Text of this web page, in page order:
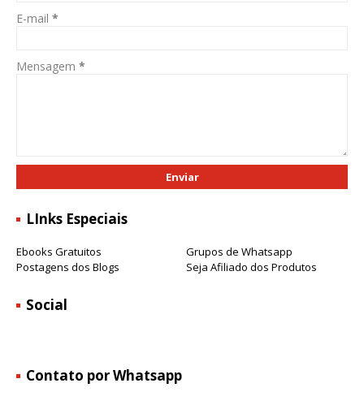
E-mail *
Mensagem *
LInks Especiais
Ebooks Gratuitos
Grupos de Whatsapp
Postagens dos Blogs
Seja Afiliado dos Produtos
Social
Contato por Whatsapp